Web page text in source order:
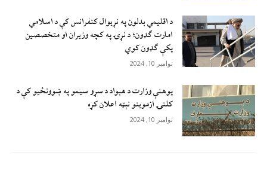
د اقليمي بدلون په نړيوال کنفرانس کې د اسلامي
امارت ګډون؛ د نړۍ په کچه وزيران او متخصصين
پکې ګډون کوي
نوامبر 10, 2024
پوهنې وزارت د هېواد د سړو سيمو په ښوونځيو کې د
کلنۍ ازموينو نېټه اعلان کړه
نوامبر 10, 2024